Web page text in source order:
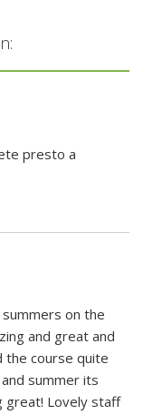
presto a
on the
and great and
the course quite
summer its
great! Lovely staff